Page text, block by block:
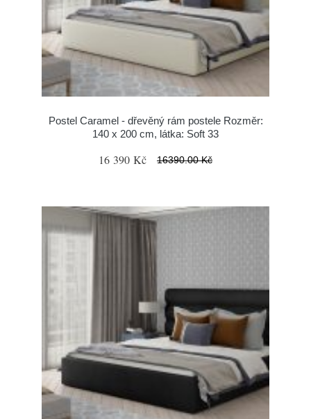
Postel Caramel - dřevěný rám postele Rozměr:
140 x 200 cm, látka: Soft 33
16 390 Kč 16390.00 Kč